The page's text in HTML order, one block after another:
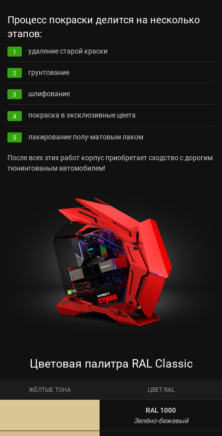
Процесс покраски делится на несколько
этапов:
1 удаление старой краски
2 грунтование
3 шлифование
4 покраска в эксклюзивные цвета
5 лакирование полу-матовым лаком
После всех этих работ корпус приобретает сходство с дорогим
тюнингованым автомобилем!
Цветовая палитра RAL Classic
ЖЁЛТЫЕ ТОНА ЦВЕТ RAL
RAL 1000
Зелёно-бежевый